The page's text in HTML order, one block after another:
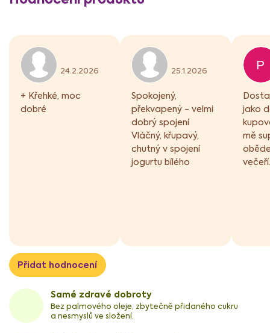
Samé zdravé dobroty
Bez palmového oleje, zbytečně přidaného cukru
a nesmyslů ve složení.
Přidat hodnocení
ý
s
Hodnocení produktu je 5 z 5 hvězdiček.
24.2.2026
+ Křehké, moc
dobré
Hodnocení
25.1.2026
Spokojený,
překvapený - velmi
dobrý spojení
Vláčný, křupavý,
chutný v spojení
jogurtu bílého
P
jako
mě
večeří.